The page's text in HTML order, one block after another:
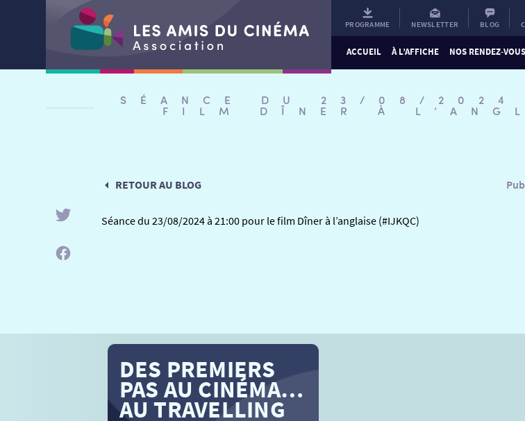
PROGRAMME NEWSLETTER BLOG
ACCUEIL À L’AFFICHE NOS RENDEZ-
SÉANCE DU 23/08/
FILM DÎNER À
RETOUR AU BLOG
Séance du 23/08/2024 à 21:00 pour le film Dîner à l’anglaise (#IJKQC)
DES PREMIERS
PAS AU CINÉMA…
AU TRAVELLING